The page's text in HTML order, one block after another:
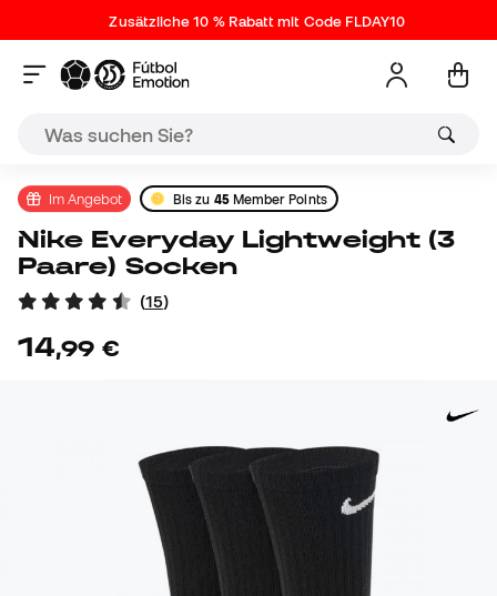
Zusätzliche 10 % Rabatt mit Code FLDAY10
Im Angebot Bis zu 45Member Points
Nike Everyday Lightweight (3
Paare) Socken
(15)
14,99 €